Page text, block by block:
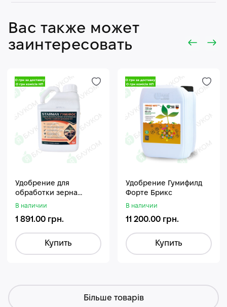
Вас также может
заинтересовать
Удобрение для
обработки зерна
Стармакс Гумифос
В наличии
1 891.00 грн.
Купить
Удобрение Гумифилд
Форте Брикс
В наличии
11 200.00 грн.
Купить
Більше товарів